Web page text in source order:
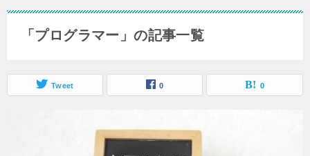
「プログラマー」の記事一覧
Tweet 0 0